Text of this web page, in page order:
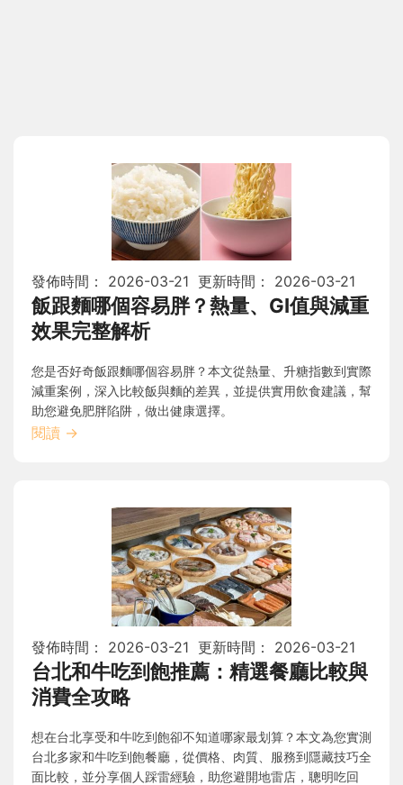
發佈時間： 2026-03-21 更新時間： 2026-03-21
飯跟麵哪個容易胖？熱量、GI值與減重
效果完整解析
您是否好奇飯跟麵哪個容易胖？本文從熱量、升糖指數到實際
減重案例，深入比較飯與麵的差異，並提供實用飲食建議，幫
助您避免肥胖陷阱，做出健康選擇。
閱讀 →
發佈時間： 2026-03-21 更新時間： 2026-03-21
台北和牛吃到飽推薦：精選餐廳比較與
消費全攻略
想在台北享受和牛吃到飽卻不知道哪家最划算？本文為您實測
台北多家和牛吃到飽餐廳，從價格、肉質、服務到隱藏技巧全
面比較，並分享個人踩雷經驗，助您避開地雷店，聰明吃回